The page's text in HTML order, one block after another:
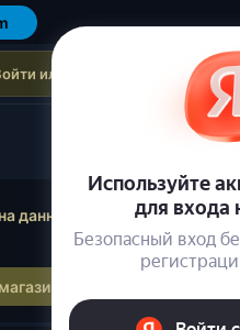
или зарегистрироваться }
корзины
данный момент пуста.